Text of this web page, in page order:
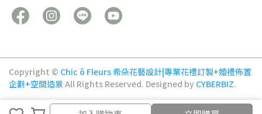
Copyright © Chic ô Fleurs 希朵花藝設計|專業花禮訂製+婚禮佈置
企劃+空間造景 All Rights Reserved. Designed by CYBERBIZ.